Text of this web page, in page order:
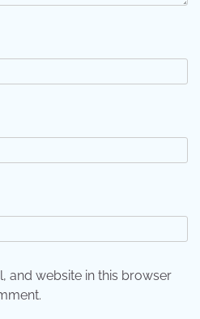
and website in this browser